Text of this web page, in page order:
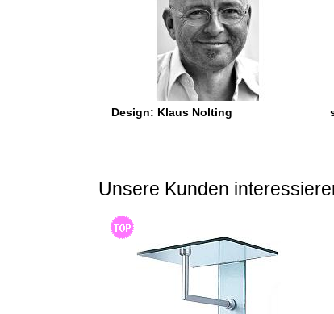
Design: Klaus Nolting
Unsere Kunden